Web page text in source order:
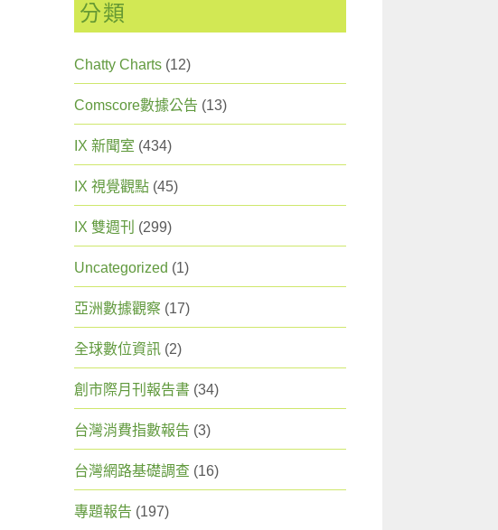
分類
Chatty Charts (12)
Comscore數據公告 (13)
IX 新聞室 (434)
IX 視覺觀點 (45)
IX 雙週刊 (299)
Uncategorized (1)
亞洲數據觀察 (17)
全球數位資訊 (2)
創市際月刊報告書 (34)
台灣消費指數報告 (3)
台灣網路基礎調查 (16)
專題報告 (197)